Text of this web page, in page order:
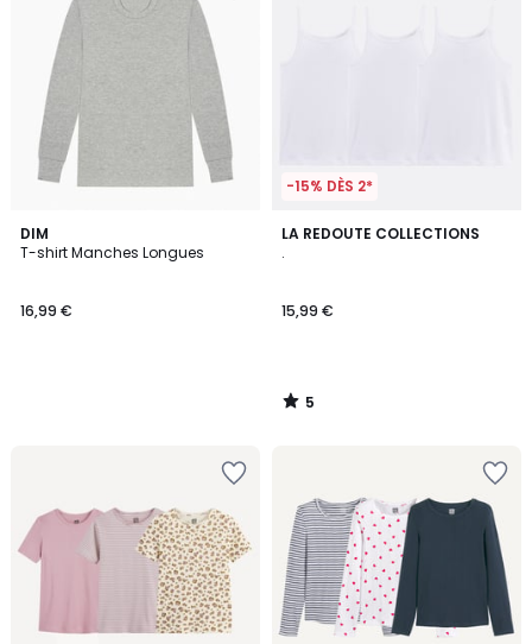
DIM
T-shirt Manches Longues
16,99 €
-15% DÈS 2*
LA REDOUTE COLLECTIONS
.
15,99 €
5
5
/